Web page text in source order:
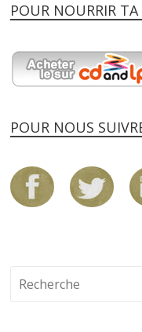
POUR NOURRIR
POUR NOUS